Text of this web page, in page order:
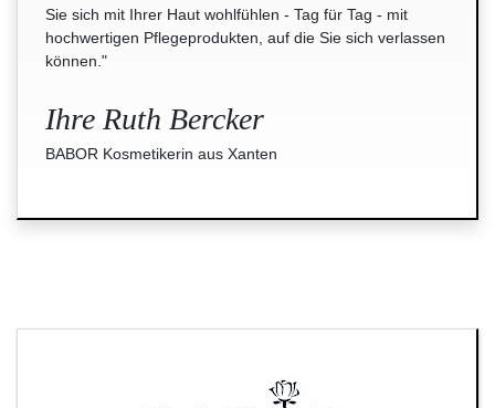
Sie sich mit Ihrer Haut wohlfühlen - Tag für Tag - mit
hochwertigen Pflegeprodukten, auf die Sie sich verlassen
können."
Ihre Ruth Bercker
BABOR Kosmetikerin aus Xanten